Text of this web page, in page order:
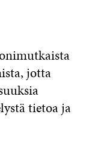
jotta
tietoa ja